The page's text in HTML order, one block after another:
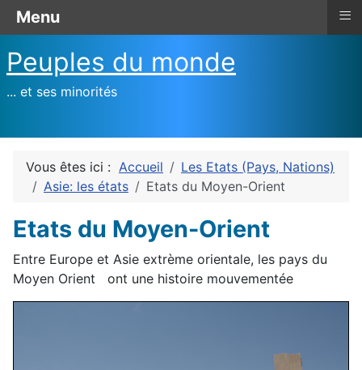
Peuples du monde
... et ses minorités
Vous êtes ici : Accueil
Les Etats (Pays, Nations)
Asie: les états
Etats du Moyen-Orient
Etats du Moyen-Orient
Entre Europe et Asie extrème orientale, les pays du
Moyen Orient ont une histoire mouvementée
Menu ≡